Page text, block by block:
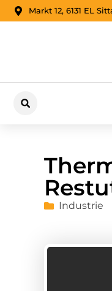
Markt 12, 6131 EL
Industrie